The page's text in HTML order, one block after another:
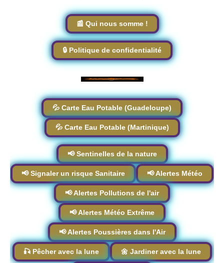
📰 Qui nous somme !
🔒 Politique de confidentialité
💦 Carte Eau Potable (Guadeloupe)
💦 Carte Eau Potable (Martinique)
📢 Sentinelles de la nature
📢 Signaler un risque Sanitaire 📢 Alertes Météo
📢 Alertes Pollutions de l'air
📢 Alertes Météo Extrême
📢 Alertes Poussières dans l'Air
🎣 Pêcher avec la lune 🌼 Jardiner avec la lune